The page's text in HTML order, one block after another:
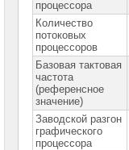
Принтеры
плоттеры
МФУ
Серверы
Brand
Name
Пассивное
сетевое
оборудование
процессора
Количество
потоковых
процессоров
Базовая тактовая
частота
(референсное
значение)
Заводской разгон
графического
процессора